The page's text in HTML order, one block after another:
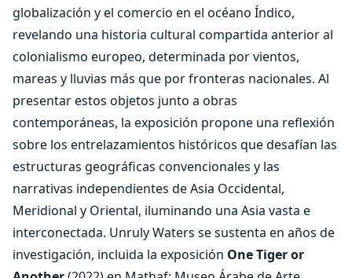
globalización y el comercio en el océano Índico,
revelando una historia cultural compartida anterior al
colonialismo europeo, determinada por vientos,
mareas y lluvias más que por fronteras nacionales. Al
presentar estos objetos junto a obras
contemporáneas, la exposición propone una reflexión
sobre los entrelazamientos históricos que desafían las
estructuras geográficas convencionales y las
narrativas independientes de Asia Occidental,
Meridional y Oriental, iluminando una Asia vasta e
interconectada. Unruly Waters se sustenta en años de
investigación, incluida la exposición One Tiger or